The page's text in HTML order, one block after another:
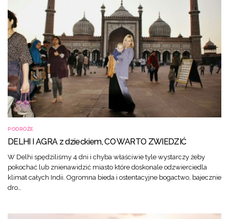
PODRÓŻE
DELHI I AGRA z dzieckiem, CO WARTO ZWIEDZIĆ
W Delhi spędziliśmy 4 dni i chyba właściwie tyle wystarczy żeby
pokochać lub znienawidzić miasto które doskonale odzwierciedla
klimat całych Indii. Ogromna bieda i ostentacyjne bogactwo, bajecznie
dro…